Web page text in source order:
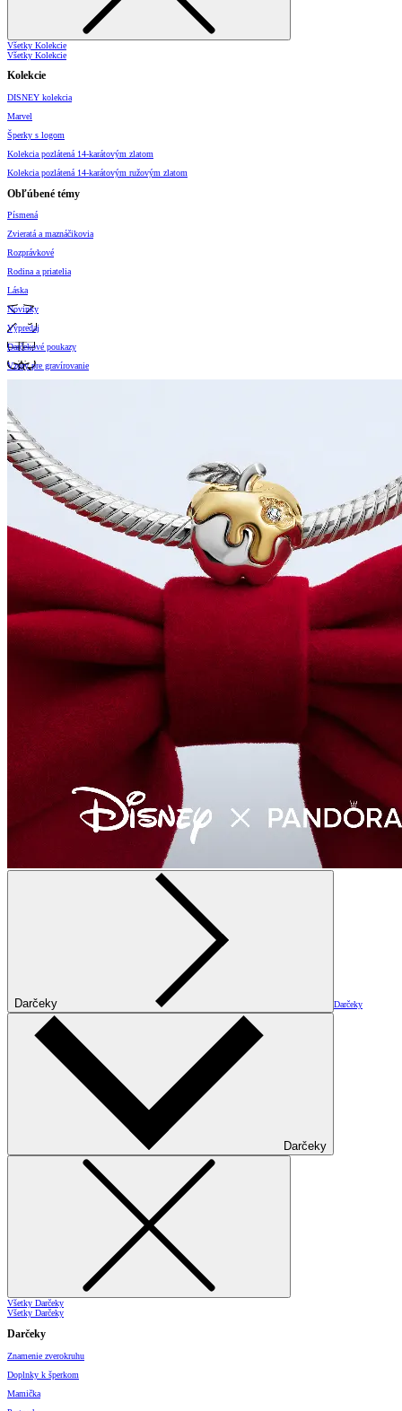
Všetky Kolekcie
Všetky Kolekcie
Kolekcie
DISNEY kolekcia
Marvel
Šperky s logom
Kolekcia pozlátená 14-karátovým zlatom
Kolekcia pozlátená 14-karátovým ružovým zlatom
Obľúbené témy
Písmená
Zvieratá a maznáčikovia
Rozprávkové
Rodina a priatelia
Láska
Novinky
Výpredaj
Darčekové poukazy
Vzory pre gravírovanie
Darčeky Darčeky
Darčeky
Všetky Darčeky
Všetky Darčeky
Darčeky
Znamenie zverokruhu
Doplnky k šperkom
Mamička